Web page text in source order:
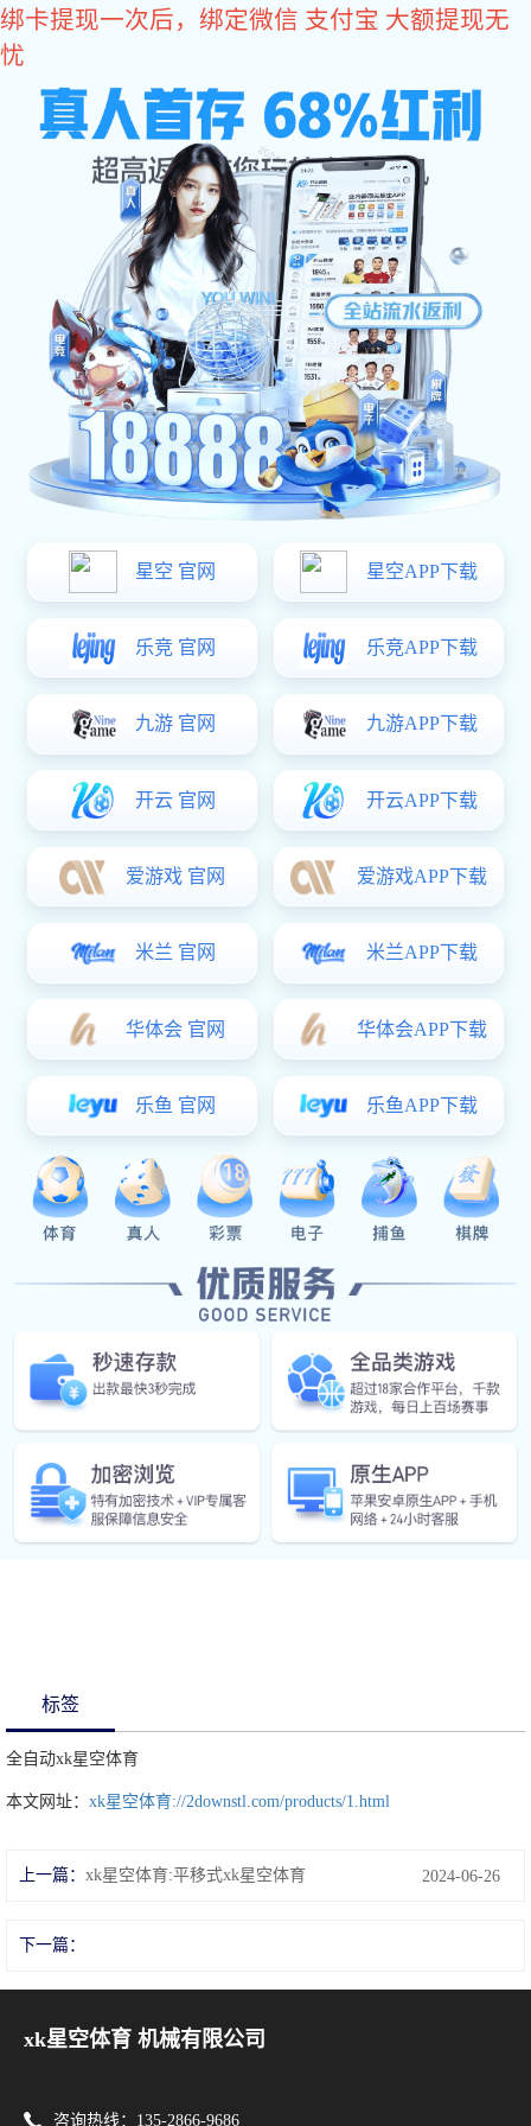
xk星空体育
首 页>产品展示>xk星空体育> 全自动xk星空体育
全自动xk星空体育
所属分类：xk星空体育
浏览次数：0次
发布时间：2024-06-26 09:32:57
我要询价
产品概述
详细介绍：
入料桶，通过料桶的运动使磨料与工件产生相对运动进行相互磨削，而
去除工件的表面的粗糙平整度、锐角倒园，配合抛光耗材可以使表面光
主机转盘运转时，产生离心力和材料的自身力矩并通过在固定空间
重复作用，容器内会产生规律的翻滚。内于容器为八（六）面体，各点
的受力均匀，容器中的磨料和工件既围绕容器中心翻滚，又围绕主机中
心公转。磨料和工件在运动时产生相对的撞击力，从而使磨料对工件进
用途：本设备主要用于陶瓷产品的抛光及光亮处理。特别是对异形
腔孔零件的表面光整加工有特异的优越性能，经该机光整加工后的工
件，不破坏原有的形位精度，大大提高产品的表面光洁度，适用于大批
量工件表面光整处理。
标签
全自动xk星空体育
本文网址： xk星空体育://2downstl.com/products/1.html
上一篇： xk星空体育:平移式xk星空体育 2024-06-26
下一篇：
xk星空体育 机械有限公司
咨询热线：135-2866-9686